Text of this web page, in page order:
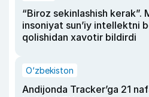
“Biroz sekinlashish kerak”.
insoniyat sun’iy intellektni
qolishidan xavotir bildirdi
O‘zbekiston
Andijonda Tracker’ga 21